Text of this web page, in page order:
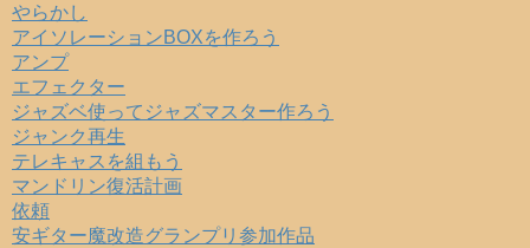
やらかし
アイソレーションBOXを作ろう
アンプ
エフェクター
ジャズベ使ってジャズマスター作ろう
ジャンク再生
テレキャスを組もう
マンドリン復活計画
依頼
安ギター魔改造グランプリ参加作品